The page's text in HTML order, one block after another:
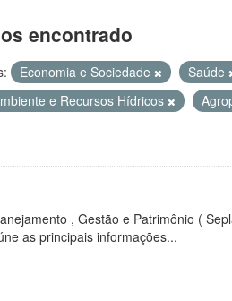
encontrado
Economia e Sociedade
Saúde
e Recursos Hídricos
, Gestão e Patrimônio (
as principais informações...